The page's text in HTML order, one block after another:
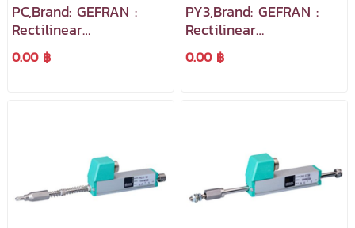
PC,Brand: GEFRAN :
Rectilinear
Displacement
Transducer With
0.00 ฿
PY3,Brand: GEFRAN :
Rectilinear
Displacement
Transducer ย่านวัดได้
0.00 ฿